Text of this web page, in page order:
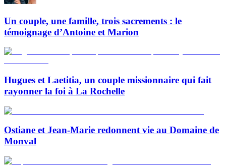
Un couple, une famille, trois sacrements : le
témoignage d’Antoine et Marion
Hugues et Laetitia, un couple missionnaire qui fait
rayonner la foi à La Rochelle
Ostiane et Jean-Marie redonnent vie au Domaine de
Monval